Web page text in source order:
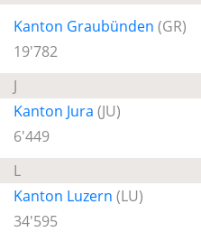
Kanton Graubünden (GR)
19'782
J
Kanton Jura (JU)
6'449
L
Kanton Luzern (LU)
34'595